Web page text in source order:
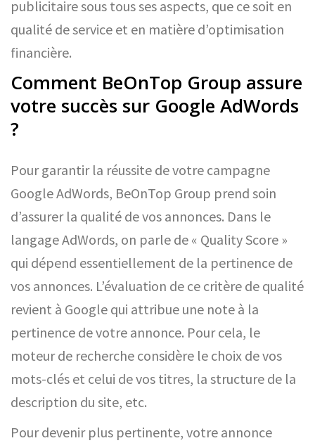
publicitaire sous tous ses aspects, que ce soit en
qualité de service et en matière d’optimisation
financière.
Comment BeOnTop Group assure
votre succès sur Google AdWords
?
Pour garantir la réussite de votre campagne
Google AdWords, BeOnTop Group prend soin
d’assurer la qualité de vos annonces. Dans le
langage AdWords, on parle de « Quality Score »
qui dépend essentiellement de la pertinence de
vos annonces. L’évaluation de ce critère de qualité
revient à Google qui attribue une note à la
pertinence de votre annonce. Pour cela, le
moteur de recherche considère le choix de vos
mots-clés et celui de vos titres, la structure de la
description du site, etc.
Pour devenir plus pertinente, votre annonce